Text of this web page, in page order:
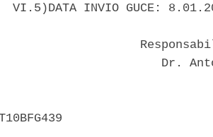
VI.5)DATA INVIO GUCE:
Dr.